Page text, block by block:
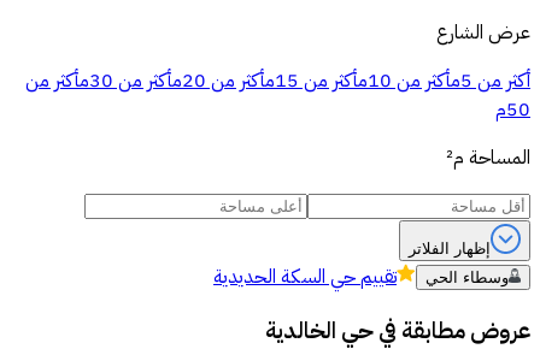
عرض الشارع
أكثر من 5م
أكثر من 10م أكثر من 15م أكثر من 20م أكثر من 30م
أكثر من
50م
المساحة م²
إظهار الفلاتر
وسطاء الحي
تقييمحي السكة الحديدية
عروض مطابقة فيحي الخالدية